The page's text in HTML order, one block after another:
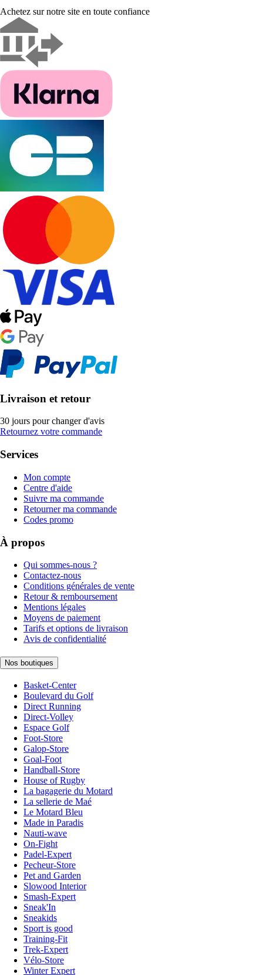
Achetez sur notre site en toute confiance
Livraison et retour
30 jours pour changer d'avis
Retournez votre commande
Services
Mon compte
Centre d'aide
Suivre ma commande
Retourner ma commande
Codes promo
À propos
Qui sommes-nous ?
Contactez-nous
Conditions générales de vente
Retour & remboursement
Mentions légales
Moyens de paiement
Tarifs et options de livraison
Avis de confidentialité
Nos boutiques
Basket-Center
Boulevard du Golf
Direct Running
Direct-Volley
Espace Golf
Foot-Store
Galop-Store
Goal-Foot
Handball-Store
House of Rugby
La bagagerie du Motard
La sellerie de Maé
Le Motard Bleu
Made in Paradis
Nauti-wave
On-Fight
Padel-Expert
Pecheur-Store
Pet and Garden
Slowood Interior
Smash-Expert
Sneak'In
Sneakids
Sport is good
Training-Fit
Trek-Expert
Vélo-Store
Winter Expert